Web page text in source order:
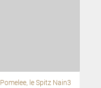
Pomelee, le Spitz Nain3